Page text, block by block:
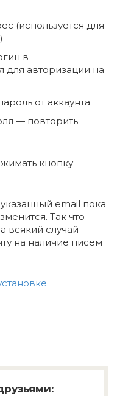
(используется для
в
для авторизации на
от аккаунта
— повторить
кнопку
email пока
Так что
всякий случай
на наличие писем